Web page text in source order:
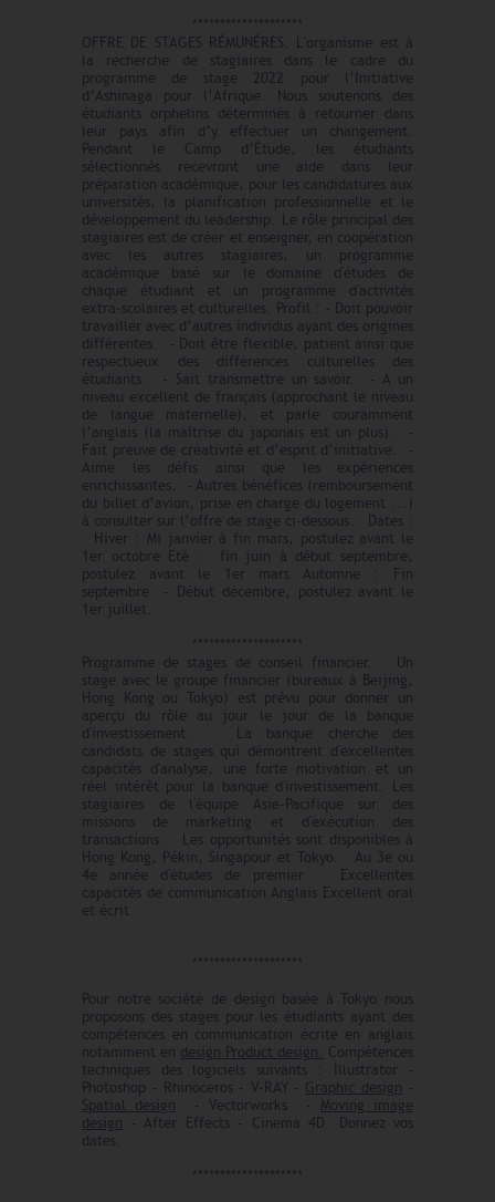
OFFRE DE STAGES RÉMUNÉRÉS. L'organisme est à
la recherche de stagiaires dans le cadre du
programme de stage 2022 pour l’Initiative
d’Ashinaga pour l’Afrique. Nous soutenons des
étudiants orphelins déterminés à retourner dans
leur pays afin d’y effectuer un changement.
Pendant le Camp d’Étude, les étudiants
sélectionnés recevront une aide dans leur
préparation académique, pour les candidatures aux
universités, la planification professionnelle et le
développement du leadership. Le rôle principal des
stagiaires est de créer et enseigner, en coopération
avec les autres stagiaires, un programme
académique basé sur le domaine d'études de
chaque étudiant et un programme d'activités
extra-scolaires et culturelles. Profil : - Doit pouvoir
travailler avec d’autres individus ayant des origines
différentes. - Doit être flexible, patient ainsi que
respectueux des différences culturelles des
étudiants. - Sait transmettre un savoir. - A un
niveau excellent de français (approchant le niveau
de langue maternelle), et parle couramment
l’anglais (la maîtrise du japonais est un plus). -
Fait preuve de créativité et d’esprit d’initiative. -
Aime les défis ainsi que les expériences
enrichissantes. - Autres bénéfices (remboursement
du billet d’avion, prise en charge du logement ...)
à consulter sur l’offre de stage ci-dessous. Dates :
Hiver : Mi janvier à fin mars, postulez avant le
1er octobre Eté : fin juin à début septembre,
postulez avant le 1er mars Automne : Fin
septembre – Début décembre, postulez avant le
1er juillet.
Programme de stages de conseil financier. Un
stage avec le groupe financier (bureaux à Beijing,
Hong Kong ou Tokyo) est prévu pour donner un
aperçu du rôle au jour le jour de la banque
d'investissement. La banque cherche des
candidats de stages qui démontrent d'excellentes
capacités d'analyse, une forte motivation et un
réel intérêt pour la banque d'investissement. Les
stagiaires de l'équipe Asie-Pacifique sur des
missions de marketing et d'exécution des
transactions. Les opportunités sont disponibles à
Hong Kong, Pékin, Singapour et Tokyo. Au 3e ou
4e année d'études de premier Excellentes
capacités de communication Anglais Excellent oral
et écrit
Pour notre société de design basée à Tokyo nous
proposons des stages pour les étudiants ayant des
compétences en communication écrite en anglais
notamment en design Product design. Compétences
techniques des logiciels suivants : Illustrator -
Photoshop - Rhinoceros - V-RAY - Graphic design -
Spatial design - Vectorworks - Moving image
design - After Effects - Cinema 4D. Donnez vos
dates.